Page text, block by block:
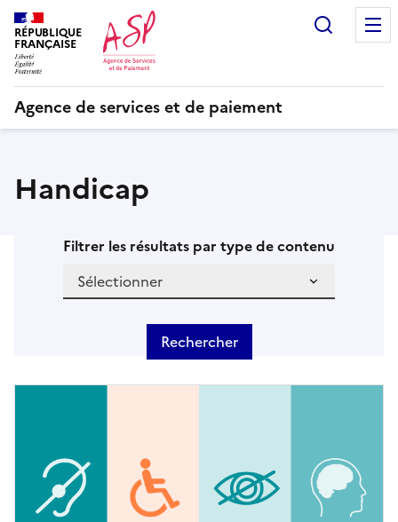
RÉPUBLIQUE
FRANÇAISE
Agence de services et de paiement
Handicap
Filtrer les résultats par type de contenu
Rechercher